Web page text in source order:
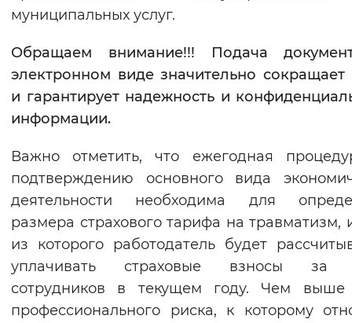
муниципальных услуг.
Обращаем внимание!!! Подача
электронном виде значительно сокращает
и гарантирует надежность и
информации.
Важно отметить, что ежегодная
подтверждению основного вида
деятельности необходима для
размера страхового тарифа на травматизм,
из которого работодатель будет
уплачивать страховые взносы за
сотрудников в текущем году. Чем выше
профессионального риска, к которому